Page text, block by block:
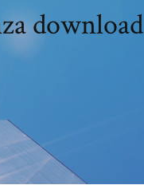
download